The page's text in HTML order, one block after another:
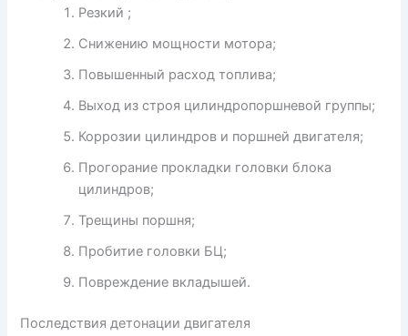
Резкий ;
Снижению мощности мотора;
Повышенный расход топлива;
Выход из строя цилиндропоршневой группы;
Коррозии цилиндров и поршней двигателя;
Прогорание прокладки головки блока
цилиндров;
Трещины поршня;
Пробитие головки БЦ;
Повреждение вкладышей.
Последствия детонации двигателя